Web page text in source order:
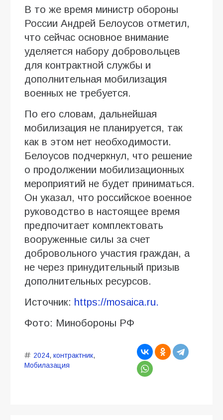
В то же время министр обороны
России Андрей Белоусов отметил,
что сейчас основное внимание
уделяется набору добровольцев
для контрактной службы и
дополнительная мобилизация
военных не требуется.
По его словам, дальнейшая
мобилизация не планируется, так
как в этом нет необходимости.
Белоусов подчеркнул, что решение
о продолжении мобилизационных
мероприятий не будет приниматься.
Он указал, что российское военное
руководство в настоящее время
предпочитает комплектовать
вооруженные силы за счет
добровольного участия граждан, а
не через принудительный призыв
дополнительных ресурсов.
Источник: https://mosaica.ru.
Фото: Минобороны РФ
2024, контрактник,
Мобилазация